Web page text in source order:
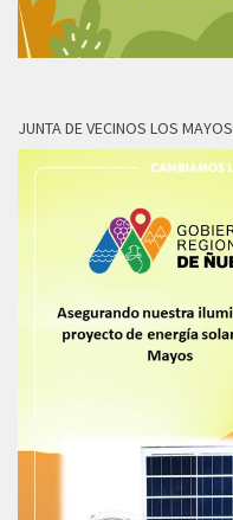
JUNTA DE VECINOS LOS MAYOS